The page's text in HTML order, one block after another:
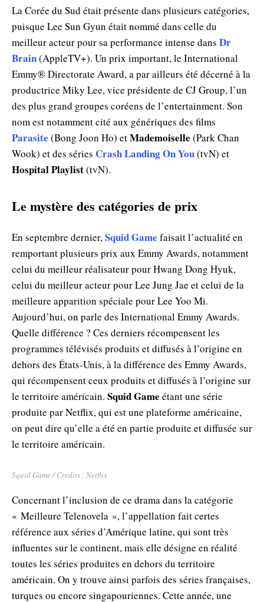
La Corée du Sud était présente dans plusieurs catégories,
puisque Lee Sun Gyun était nommé dans celle du
meilleur acteur pour sa performance intense dans Dr
Brain(AppleTV+). Un prix important, le International
Emmy® Directorate Award, a par ailleurs été décerné à la
productrice Miky Lee, vice présidente de CJ Group, l’un
des plus grand groupes coréens de l’entertainment. Son
nom est notamment cité aux génériques des films
Parasite (Bong Joon Ho) etMademoiselle (Park Chan
Wook) et des séries Crash Landing On You(tvN) et
Hospital Playlist(tvN).
Le mystère des catégories de prix
En septembre dernier, Squid Game faisait l’actualité en
remportant plusieurs prix aux Emmy Awards, notamment
celui du meilleur réalisateur pour Hwang Dong Hyuk,
celui du meilleur acteur pour Lee Jung Jae et celui de la
meilleure apparition spéciale pour Lee Yoo Mi.
Aujourd’hui, on parle des International Emmy Awards.
Quelle différence ? Ces derniers récompensent les
programmes télévisés produits et diffusés à l’origine en
dehors des États-Unis, à la différence des Emmy Awards,
qui récompensent ceux produits et diffusés à l’origine sur
le territoire américain. Squid Game étant une série
produite par Netflix, qui est une plateforme américaine,
on peut dire qu’elle a été en partie produite et diffusée sur
le territoire américain.
Squid Game / Credits : Netflix
Concernant l’inclusion de ce drama dans la catégorie
« Meilleure Telenovela », l’appellation fait certes
référence aux séries d’Amérique latine, qui sont très
influentes sur le continent, mais elle désigne en réalité
toutes les séries produites en dehors du territoire
américain. On y trouve ainsi parfois des séries françaises,
turques ou encore singapouriennes. Cette année, une